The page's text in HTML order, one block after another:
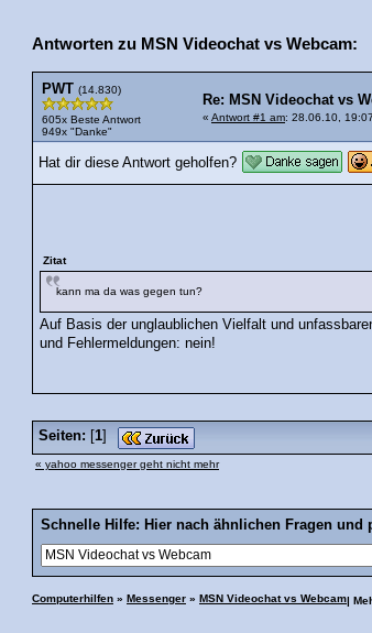
Antworten zu MSN Videochat vs Webcam:
PWT (14.830)
605x Beste Antwort
949x "Danke"
Re: MSN Videochat vs
« Antwort #1 am: 28.06.10,
Hat dir diese Antwort geholfen?
Zitat
kann ma da was gegen tun?
Auf Basis der unglaublichen Vielfalt und
und Fehlermeldungen: nein!
Seiten: [1]
« yahoo messenger geht nicht mehr
Schnelle Hilfe: Hier nach ähnlichen Fragen und
Computerhilfen » Messenger » MSN Videochat vs Webcam|